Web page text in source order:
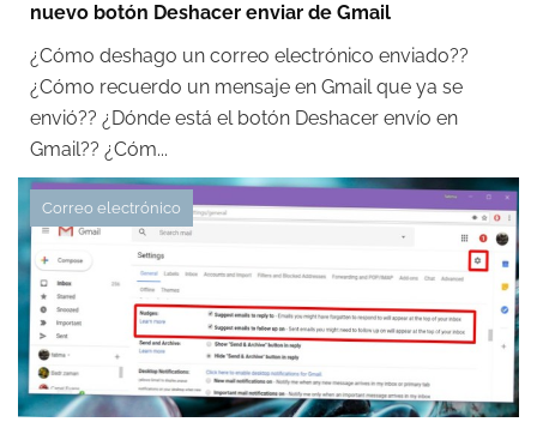
nuevo botón Deshacer enviar de Gmail
¿Cómo deshago un correo electrónico enviado??
¿Cómo recuerdo un mensaje en Gmail que ya se
envió?? ¿Dónde está el botón Deshacer envío en
Gmail?? ¿Cóm...
Correo electrónico